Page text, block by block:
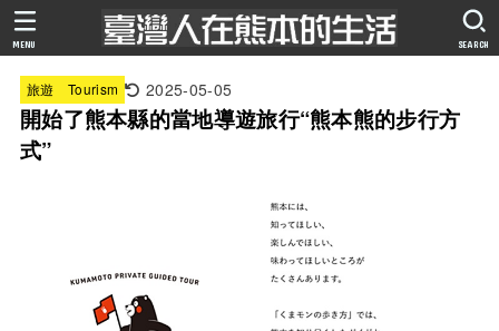
SEARCH
MENU
旅遊 Tourism 2025-05-05
開始了熊本縣的當地導遊旅行“熊本熊的步行方
式”